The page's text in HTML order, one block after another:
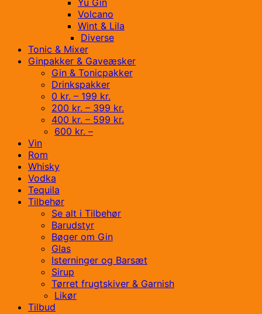
Yu Gin
Volcano
Wint & Lila
Diverse
Tonic & Mixer
Ginpakker & Gaveæsker
Gin & Tonicpakker
Drinkspakker
0 kr. – 199 kr.
200 kr. – 399 kr.
400 kr. – 599 kr.
600 kr. –
Vin
Rom
Whisky
Vodka
Tequila
Tilbehør
Se alt i Tilbehør
Barudstyr
Bøger om Gin
Glas
Isterninger og Barsæt
Sirup
Tørret frugtskiver & Garnish
Likør
Tilbud